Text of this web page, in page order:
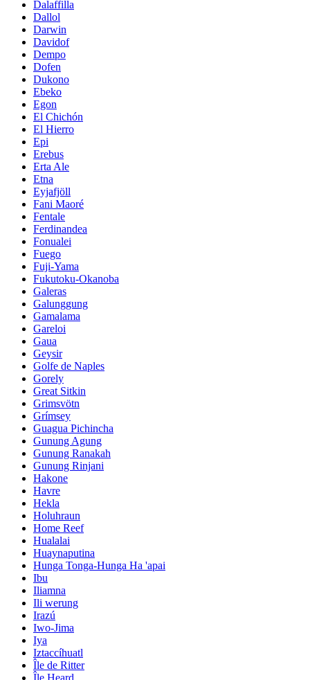
Dalaffilla
Dallol
Darwin
Davidof
Dempo
Dofen
Dukono
Ebeko
Egon
El Chichón
El Hierro
Epi
Erebus
Erta Ale
Etna
Eyjafjöll
Fani Maoré
Fentale
Ferdinandea
Fonualei
Fuego
Fuji-Yama
Fukutoku-Okanoba
Galeras
Galunggung
Gamalama
Gareloi
Gaua
Geysir
Golfe de Naples
Gorely
Great Sitkin
Grimsvötn
Grímsey
Guagua Pichincha
Gunung Agung
Gunung Ranakah
Gunung Rinjani
Hakone
Havre
Hekla
Holuhraun
Home Reef
Hualalai
Huaynaputina
Hunga Tonga-Hunga Ha 'apai
Ibu
Iliamna
Ili werung
Irazú
Iwo-Jima
Iya
Iztaccíhuatl
Île de Ritter